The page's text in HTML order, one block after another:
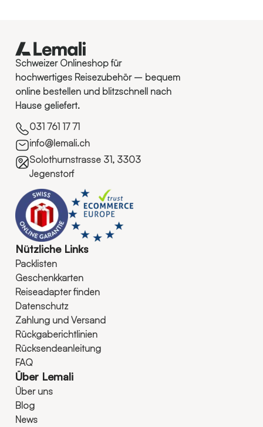
Schweizer Onlineshop für
hochwertiges Reisezubehör – bequem
online bestellen und blitzschnell nach
Hause geliefert.
031 761 17 71
info@lemali.ch
Solothurnstrasse 31, 3303
Jegenstorf
Nützliche Links
Packlisten
Geschenkkarten
Reiseadapter finden
Datenschutz
Zahlung und Versand
Rückgaberichtlinien
Rücksendeanleitung
FAQ
Über Lemali
Über uns
Blog
News